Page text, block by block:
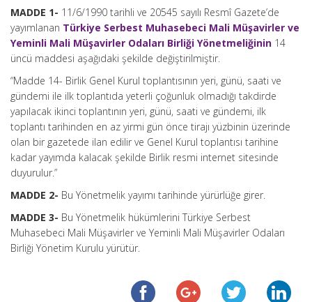
MADDE 1- 11/6/1990 tarihli ve 20545 sayılı Resmî Gazete’de
yayımlanan Türkiye Serbest Muhasebeci Mali Müşavirler ve
Yeminli Mali Müşavirler Odaları Birliği Yönetmeliğinin 14
üncü maddesi aşağıdaki şekilde değiştirilmiştir.
“Madde 14- Birlik Genel Kurul toplantısının yeri, günü, saati ve
gündemi ile ilk toplantıda yeterli çoğunluk olmadığı takdirde
yapılacak ikinci toplantının yeri, günü, saati ve gündemi, ilk
toplantı tarihinden en az yirmi gün önce tirajı yüzbinin üzerinde
olan bir gazetede ilan edilir ve Genel Kurul toplantısı tarihine
kadar yayımda kalacak şekilde Birlik resmi internet sitesinde
duyurulur.”
MADDE 2- Bu Yönetmelik yayımı tarihinde yürürlüğe girer.
MADDE 3- Bu Yönetmelik hükümlerini Türkiye Serbest
Muhasebeci Mali Müşavirler ve Yeminli Mali Müşavirler Odaları
Birliği Yönetim Kurulu yürütür.